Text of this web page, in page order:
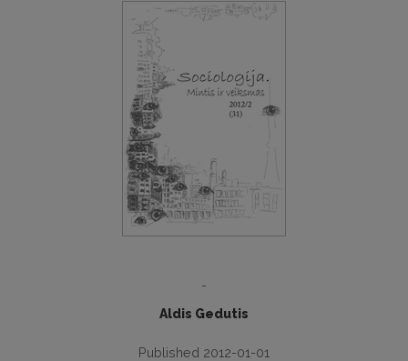
-
Aldis Gedutis
Published 2012-01-01